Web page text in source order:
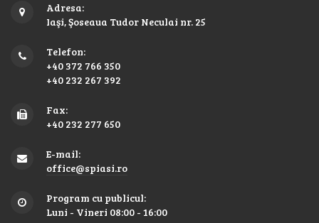
Adresa:
Iaşi, Şoseaua Tudor Neculai nr. 25
Telefon:
+40 372 766 350
+40 232 267 392
Fax:
+40 232 277 650
E-mail:
office@spiasi.ro
Program cu publicul:
Luni - Vineri 08:00 - 16:00